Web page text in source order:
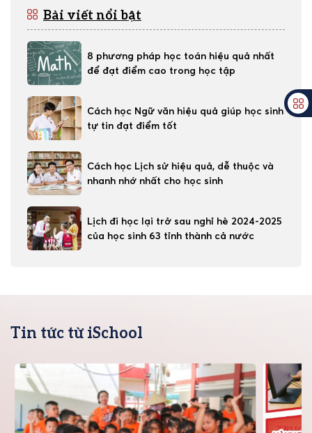
Bài viết nổi bật
8 phương pháp học toán hiệu quả nhất
để đạt điểm cao trong học tập
Cách học Ngữ văn hiệu quả giúp học sinh
tự tin đạt điểm tốt
Cách học Lịch sử hiệu quả, dễ thuộc và
nhanh nhớ nhất cho học sinh
Lịch đi học lại trở sau nghỉ hè 2024-2025
của học sinh 63 tỉnh thành cả nước
Tin tức từ iSchool